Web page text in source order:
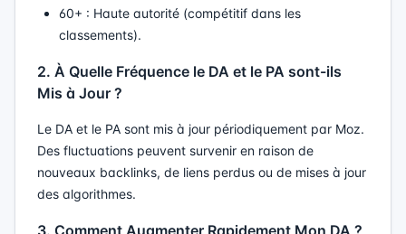
60+ : Haute autorité (compétitif dans les
classements).
2. À Quelle Fréquence le DA et le PA sont-ils
Mis à Jour ?
Le DA et le PA sont mis à jour périodiquement par Moz.
Des fluctuations peuvent survenir en raison de
nouveaux backlinks, de liens perdus ou de mises à jour
des algorithmes.
3. Comment Augmenter Rapidement Mon DA ?